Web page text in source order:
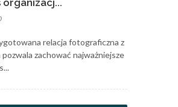
relacja fotograficzna z
zachować najważniejsze